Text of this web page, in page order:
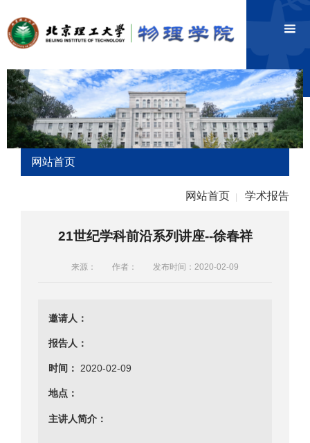
网站首页
网站首页 学术报告
21世纪学科前沿系列讲座--徐春祥
来源： 作者： 发布时间：2020-02-09
邀请人：
报告人：
时间： 2020-02-09
地点：
主讲人简介：